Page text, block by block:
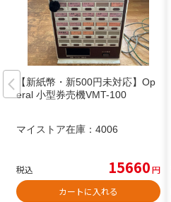
【新紙幣・新500円未対応】Op
eral 小型券売機VMT-100
マイストア在庫： 4006
税込 15660円
カートに入れる